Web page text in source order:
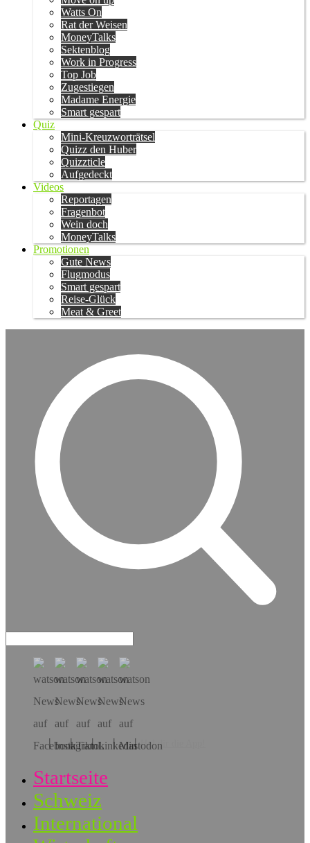
Watts On
Rat der Weisen
MoneyTalks
Sektenblog
Work in Progress
Top Job
Zugestiegen
Madame Energie
Smart gespart
Quiz
Mini-Kreuzworträtsel
Quizz den Huber
Quizzticle
Aufgedeckt
Videos
Reportagen
Fragenbot
Wein doch
MoneyTalks
Promotionen
Gute News
Flugmodus
Smart gespart
Reise-Glück
Meat & Greet
Hol dir die App!
Startseite
Schweiz
International